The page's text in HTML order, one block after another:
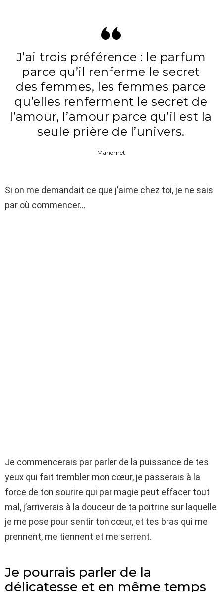
J’ai trois préférence : le parfum
parce qu’il renferme le secret
des femmes, les femmes parce
qu’elles renferment le secret de
l’amour, l’amour parce qu’il est la
seule prière de l’univers.
Mahomet
Si on me demandait ce que j’aime chez toi, je ne sais
par où commencer…
Je commencerais par parler de la puissance de tes
yeux qui fait trembler mon cœur, je passerais à la
force de ton sourire qui par magie peut effacer tout
mal, j’arriverais à la douceur de ta poitrine sur laquelle
je me pose pour sentir ton cœur, et tes bras qui me
prennent, me tiennent et me serrent.
Je pourrais parler de la
délicatesse et en même temps